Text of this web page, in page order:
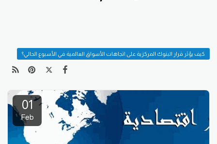
كيف يؤثر قرار البنوك المركزية على اتجاهات الأسواق العالمية في الأسبوع الحالي؟
01
Feb